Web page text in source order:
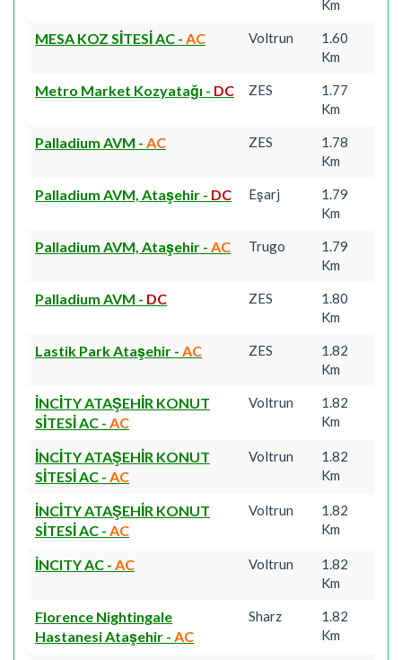
Km
MESA KOZ SİTESİ AC - AC Voltrun
1.60
Km
Metro Market Kozyatağı - DC ZES
1.77
Km
Palladium AVM - AC ZES
1.78
Km
Palladium AVM, Ataşehir - DC Eşarj
1.79
Km
Palladium AVM, Ataşehir - AC Trugo
1.79
Km
Palladium AVM - DC ZES
1.80
Km
Lastik Park Ataşehir - AC ZES
1.82
Km
İNCİTY ATAŞEHİR KONUT
SİTESİ AC - AC
Voltrun
1.82
Km
İNCİTY ATAŞEHİR KONUT
SİTESİ AC - AC
Voltrun
1.82
Km
İNCİTY ATAŞEHİR KONUT
SİTESİ AC - AC
Voltrun
1.82
Km
İNCITY AC - AC Voltrun
1.82
Km
Florence Nightingale
Hastanesi Ataşehir - AC
Sharz
1.82
Km